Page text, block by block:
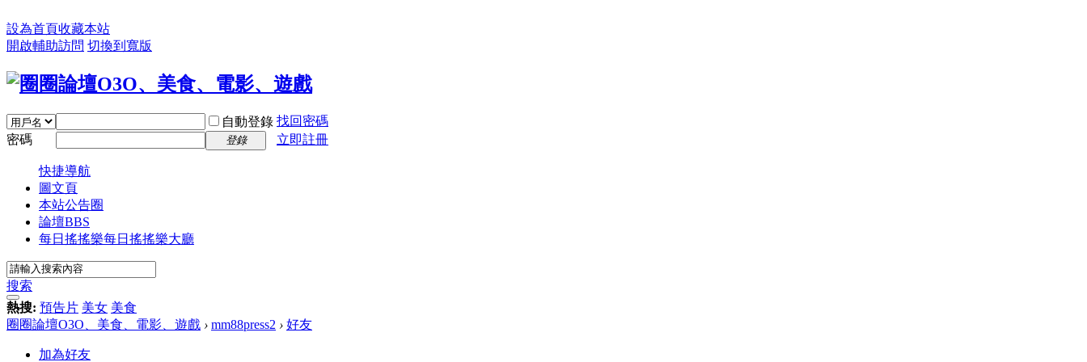
設為首頁收藏本站
開啟輔助訪問 切換到寬版
自動登錄 找回密碼
密碼
登錄 立即註冊
快捷導航
圖文頁
本站公告圈
論壇BBS
每日搖搖樂每日搖搖樂大廳
搜索
熱搜: 預告片 美女 美食
圈圈論壇O3O、美食、電影、遊戲 › mm88press2 › 好友
加為好友